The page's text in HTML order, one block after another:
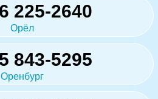
225-2640
Орёл
843-5295
Оренбург